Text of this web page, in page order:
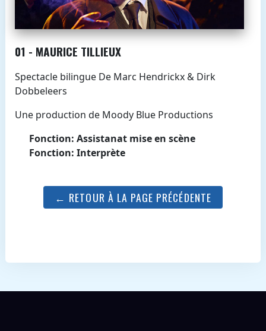
01 - MAURICE TILLIEUX
Spectacle bilingue De Marc Hendrickx & Dirk
Dobbeleers
Une production de Moody Blue Productions
Fonction: Assistanat mise en scène
Fonction: Interprète
← RETOUR À LA PAGE PRÉCÉDENTE